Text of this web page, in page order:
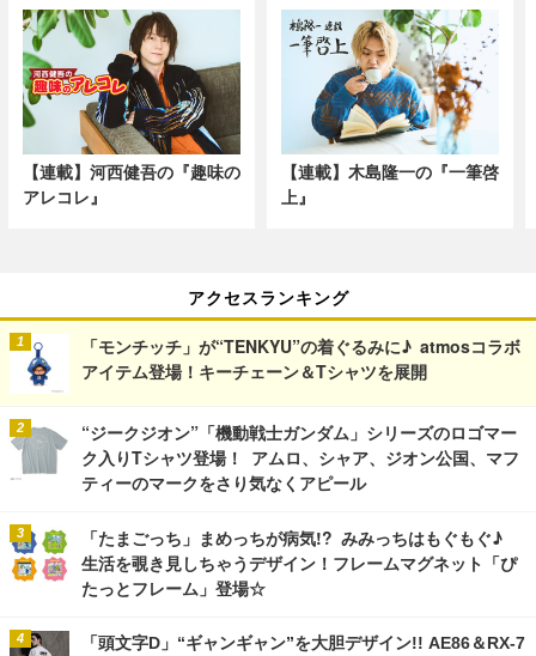
【連載】河西健吾の『趣味の
アレコレ』
【連載】木島隆一の『一筆啓
上』
アクセスランキング
「モンチッチ」が“TENKYU”の着ぐるみに♪ atmosコラボ
アイテム登場！キーチェーン＆Tシャツを展開
“ジークジオン”「機動戦士ガンダム」シリーズのロゴマー
ク入りTシャツ登場！ アムロ、シャア、ジオン公国、マフ
ティーのマークをさり気なくアピール
「たまごっち」まめっちが病気!? みみっちはもぐもぐ♪
生活を覗き見しちゃうデザイン！フレームマグネット「ぴ
たっとフレーム」登場☆
「頭文字D」“ギャンギャン”を大胆デザイン!! AE86＆RX-7